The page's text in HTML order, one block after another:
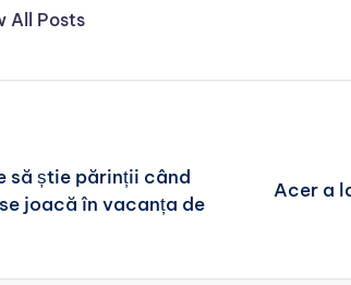
All Posts
să știe părinții când
joacă în vacanța de
Acer a